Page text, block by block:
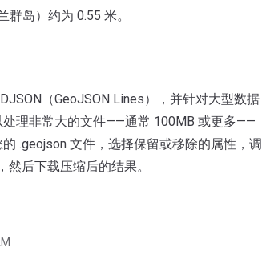
岛）约为 0.55 米。
（GeoJSON Lines），并针对大型数据
理非常大的文件——通常 100MB 或更多——
.geojson 文件，选择保留或移除的属性，调
后下载压缩后的结果。